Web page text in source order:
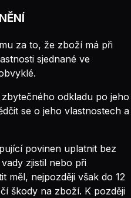
za to, že zboží má při
sjednané ve
odkladu po jeho
se o jeho vlastnostech a
povinen uplatnit bez
zjistil nebo při
měl, nejpozději však do 12
škody na zboží. K později